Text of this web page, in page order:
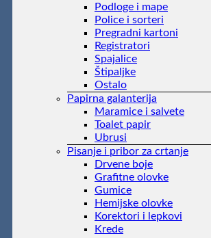
Podloge i mape
Police i sorteri
Pregradni kartoni
Registratori
Spajalice
Štipaljke
Ostalo
Papirna galanterija
Maramice i salvete
Toalet papir
Ubrusi
Pisanje i pribor za crtanje
Drvene boje
Grafitne olovke
Gumice
Hemijske olovke
Korektori i lepkovi
Krede